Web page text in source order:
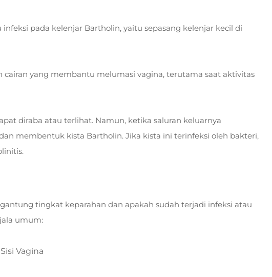
pada kelenjar Bartholin, yaitu sepasang kelenjar kecil di
cairan yang membantu melumasi vagina, terutama saat aktivitas
diraba atau terlihat. Namun, ketika saluran keluarnya
membentuk kista Bartholin. Jika kista ini terinfeksi oleh bakteri,
tingkat keparahan dan apakah sudah terjadi infeksi atau
umum:
Vagina